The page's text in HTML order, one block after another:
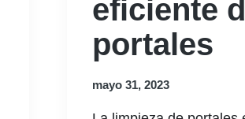
eficiente
portales
mayo 31, 2023